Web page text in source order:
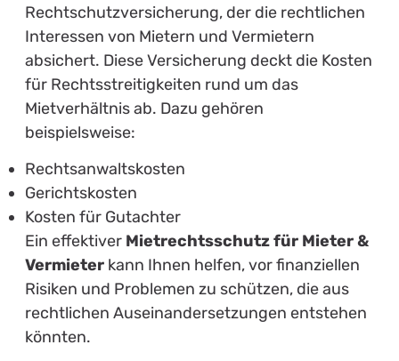
Rechtschutzversicherung, der die rechtlichen
Interessen von Mietern und Vermietern
absichert. Diese Versicherung deckt die Kosten
für Rechtsstreitigkeiten rund um das
Mietverhältnis ab. Dazu gehören
beispielsweise:
Rechtsanwaltskosten
Gerichtskosten
Kosten für Gutachter
Ein effektiver Mietrechtsschutz für Mieter &
Vermieterkann Ihnen helfen, vor finanziellen
Risiken und Problemen zu schützen, die aus
rechtlichen Auseinandersetzungen entstehen
könnten.